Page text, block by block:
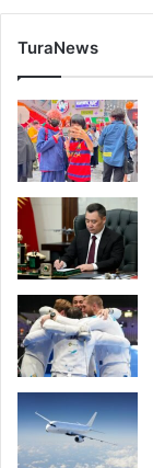
TuraNews